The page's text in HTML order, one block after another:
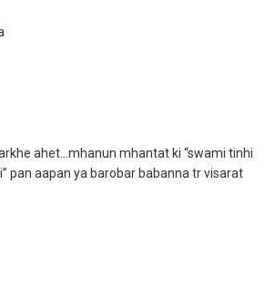
ahet…mhanun mhantat ki “swami tinhi
pan aapan ya barobar babanna tr visarat